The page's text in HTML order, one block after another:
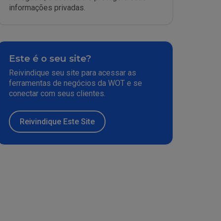
informações privadas.
Este é o seu site?
Reivindique seu site para acessar as
ferramentas de negócios da WOT e se
conectar com seus clientes.
Reivindique Este Site